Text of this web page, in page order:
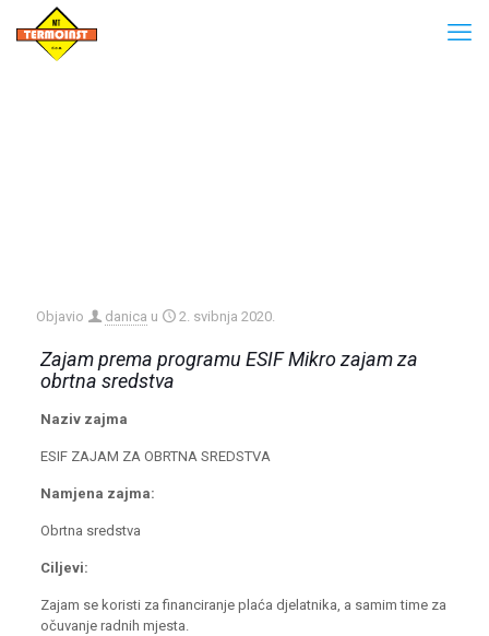
Objavio danica u 2. svibnja 2020.
Zajam prema programu ESIF Mikro zajam za
obrtna sredstva
Naziv zajma
ESIF ZAJAM ZA OBRTNA SREDSTVA
Namjena zajma:
Obrtna sredstva
Ciljevi:
Zajam se koristi za financiranje plaća djelatnika, a samim time za
očuvanje radnih mjesta.